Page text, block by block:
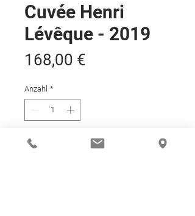
Cuvée Henri
Lévêque - 2019
168,00 €
Anzahl *
In den Warenkorb